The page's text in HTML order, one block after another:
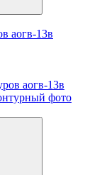
аогв-13в